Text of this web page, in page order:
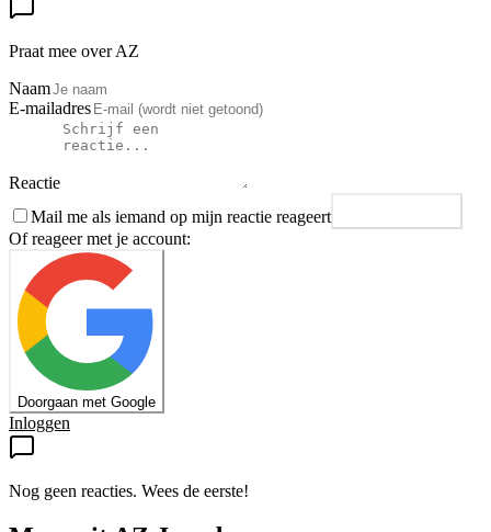
Praat mee over AZ
Naam
E-mailadres
Reactie
Mail me als iemand op mijn reactie reageert
Of reageer met je account:
Doorgaan met Google
Inloggen
Nog geen reacties. Wees de eerste!